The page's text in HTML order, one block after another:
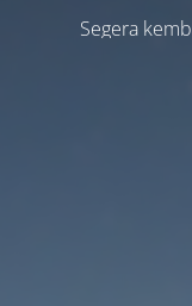
Segera